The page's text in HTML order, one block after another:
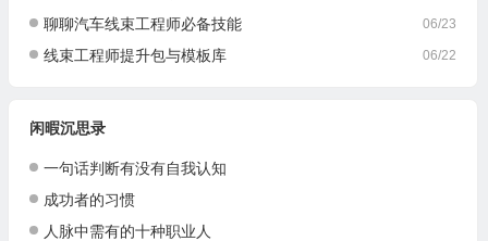
06/23
聊聊汽车线束工程师必备技能
06/22
线束工程师提升包与模板库
闲暇沉思录
一句话判断有没有自我认知
成功者的习惯
人脉中需有的十种职业人